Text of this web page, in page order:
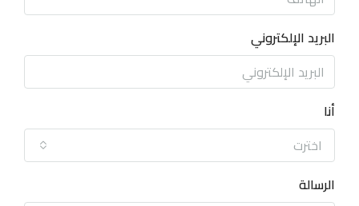
البريد الإلكتروني
أنا
اخترت
الرسالة